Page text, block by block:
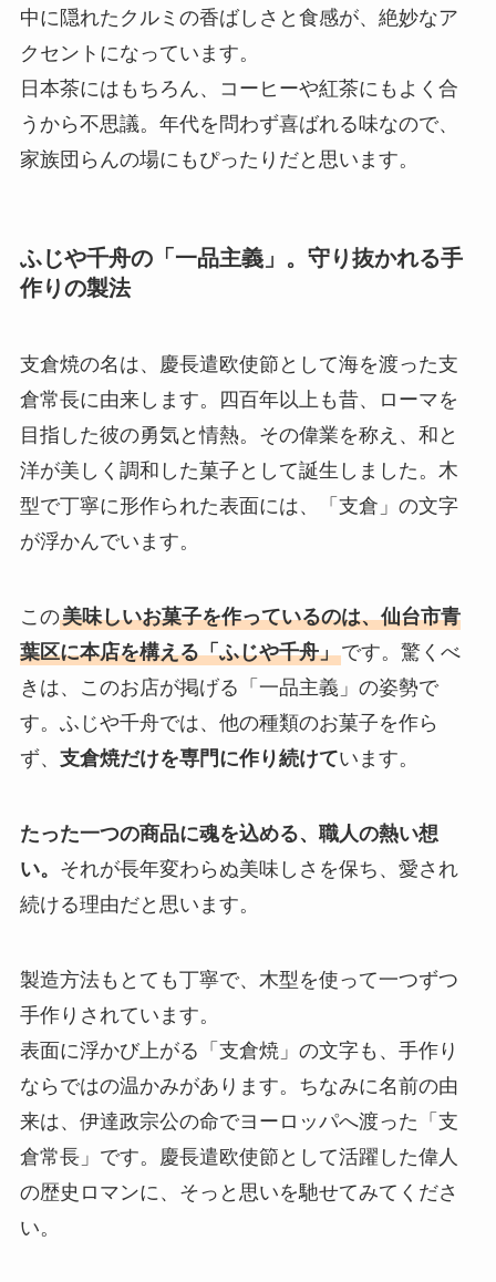
中に隠れたクルミの香ばしさと食感が、絶妙なア
クセントになっています。
日本茶にはもちろん、コーヒーや紅茶にもよく合
うから不思議。年代を問わず喜ばれる味なので、
家族団らんの場にもぴったりだと思います。
ふじや千舟の「一品主義」。守り抜かれる手
作りの製法
支倉焼の名は、慶長遣欧使節として海を渡った支
倉常長に由来します。四百年以上も昔、ローマを
目指した彼の勇気と情熱。その偉業を称え、和と
洋が美しく調和した菓子として誕生しました。木
型で丁寧に形作られた表面には、「支倉」の文字
が浮かんでいます。
この美味しいお菓子を作っているのは、仙台市青
葉区に本店を構える「ふじや千舟」です。驚くべ
きは、このお店が掲げる「一品主義」の姿勢で
す。ふじや千舟では、他の種類のお菓子を作ら
ず、 支倉焼だけを専門に作り続けています。
たった一つの商品に魂を込める、職人の熱い想
い。 それが長年変わらぬ美味しさを保ち、愛され
続ける理由だと思います。
製造方法もとても丁寧で、木型を使って一つずつ
手作りされています。
表面に浮かび上がる「支倉焼」の文字も、手作り
ならではの温かみがあります。ちなみに名前の由
来は、伊達政宗公の命でヨーロッパへ渡った「支
倉常長」です。慶長遣欧使節として活躍した偉人
の歴史ロマンに、そっと思いを馳せてみてくださ
い。